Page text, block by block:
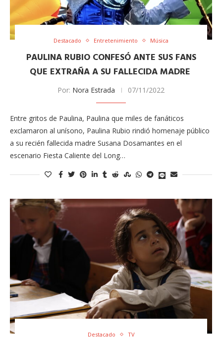
Destacado Entretenimiento Música
PAULINA RUBIO CONFESÓ ANTE SUS FANS
QUE EXTRAÑA A SU FALLECIDA MADRE
Por: Nora Estrada 07/11/2022
Entre gritos de Paulina, Paulina que miles de fanáticos
exclamaron al unísono, Paulina Rubio rindió homenaje público
a su recién fallecida madre Susana Dosamantes en el
escenario Fiesta Caliente del Long…
Destacado TV